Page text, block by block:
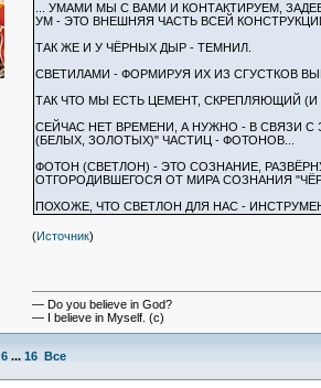
... УМАМИ МЫ С ВАМИ И КОНТАКТИРУЕМ,
УМ - ЭТО ВНЕШНЯЯ ЧАСТЬ ВСЕЙ
ТАК ЖЕ И У ЧЁРНЫХ ДЫР - ТЕМНИЛ.
СВЕТИЛАМИ - ФОРМИРУЯ ИХ ИЗ СГУСТКОВ
ТАК ЧТО МЫ ЕСТЬ ЦЕМЕНТ, СКРЕПЛЯЮЩИЙ
СЕЙЧАС НЕТ ВРЕМЕНИ, А НУЖНО - В СВЯЗИ
(БЕЛЫХ, ЗОЛОТЫХ)" ЧАСТИЦ - ФОТОНОВ...
ФОТОН (СВЕТЛОН) - ЭТО СОЗНАНИЕ,
ОТГОРОДИВШЕГОСЯ ОТ МИРА СОЗНАНИЯ
ПОХОЖЕ, ЧТО СВЕТЛОН ДЛЯ НАС -
(Источник)
— Do you believe in God?
— I believe in Myself. (c)
6 ... 16 Все